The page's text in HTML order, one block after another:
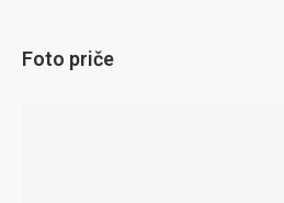
Foto priče